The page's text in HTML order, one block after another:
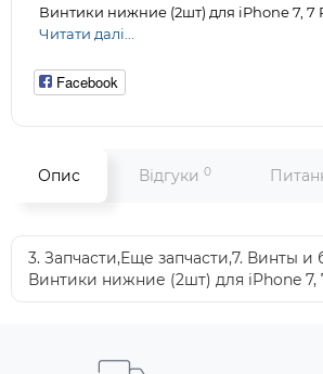
Винтики нижние (2шт) для iPhone 7, 7
Читати далі...
Facebook
Опис Відгуки 0
3. Запчасти,Еще запчасти,7. Винты и
Винтики нижние (2шт) для iPhone 7,